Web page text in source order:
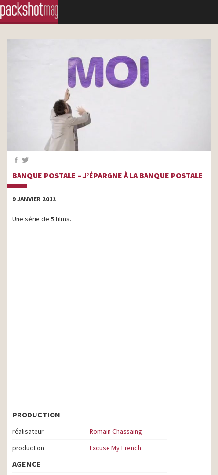
BANQUE POSTALE – J’ÉPARGNE À LA BANQUE POSTALE
9 JANVIER 2012
Une série de 5 films.
PRODUCTION
réalisateur
Romain Chassaing
production
Excuse My French
AGENCE